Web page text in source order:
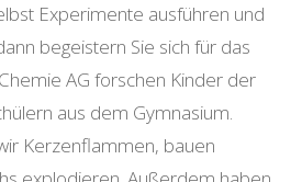
Experimente ausführen und
begeistern Sie sich für das
AG forschen Kinder der
aus dem Gymnasium.
Kerzenflammen, bauen